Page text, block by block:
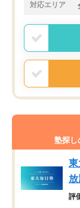
対応エリア
塾探し
評